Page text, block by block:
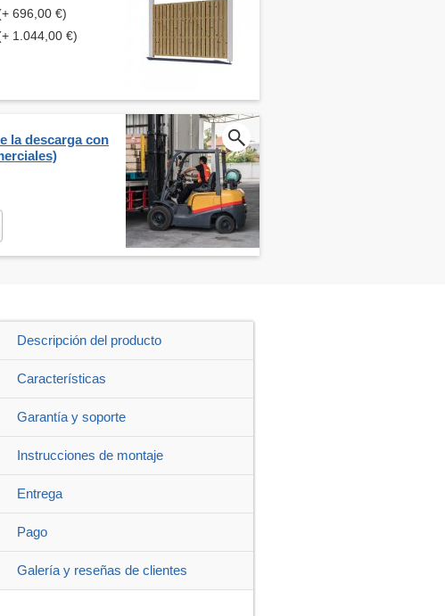
696,00 €)
1.044,00 €)
la descarga con
Descripción del producto
Características
Garantía y soporte
Instrucciones de montaje
Entrega
Pago
Galería y reseñas de clientes